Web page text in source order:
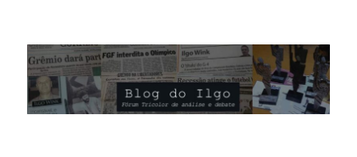
Blog do Ilgo Wink